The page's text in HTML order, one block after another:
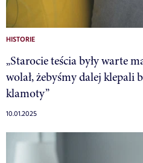
HISTORIE
„Starocie teścia były warte
wolał, żebyśmy dalej klepali
klamoty”
10.01.2025